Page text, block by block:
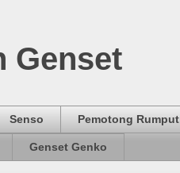
Genset
Senso Pemotong Rumput
Genset Genko